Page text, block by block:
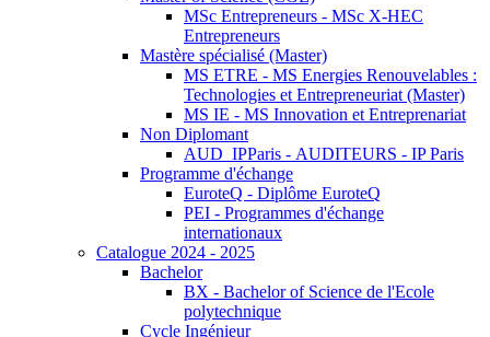
MSc Entrepreneurs - MSc X-HEC
Entrepreneurs
Mastère spécialisé (Master)
MS ETRE - MS Energies Renouvelables :
Technologies et Entrepreneuriat (Master)
MS IE - MS Innovation et Entreprenariat
Non Diplomant
AUD_IPParis - AUDITEURS - IP Paris
Programme d'échange
EuroteQ - Diplôme EuroteQ
PEI - Programmes d'échange
internationaux
Catalogue 2024 - 2025
Bachelor
BX - Bachelor of Science de l'Ecole
polytechnique
Cycle Ingénieur